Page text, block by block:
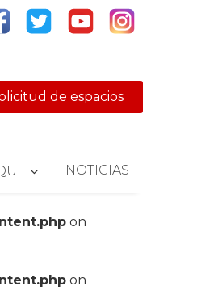
de espacios
NOTICIAS
on
on